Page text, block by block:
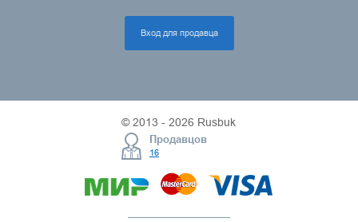
Вход для продавца
© 2013 - 2026 Rusbuk
Продавцов
16